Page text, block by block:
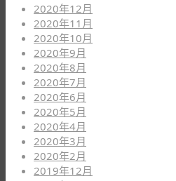
2020年12月
2020年11月
2020年10月
2020年9月
2020年8月
2020年7月
2020年6月
2020年5月
2020年4月
2020年3月
2020年2月
2019年12月